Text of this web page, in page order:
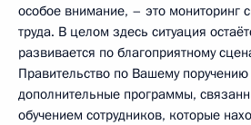
особое внимание, – это мониторинг
труда. В целом здесь ситуация
развивается по благоприятному
Правительство по Вашему
дополнительные программы,
обучением сотрудников, которые